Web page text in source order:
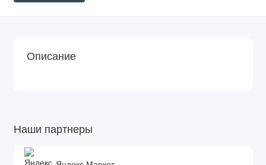
Описание
Наши партнеры